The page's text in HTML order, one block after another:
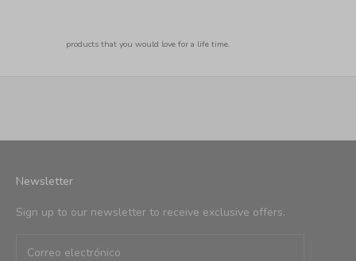
products that you would love for a life time.
Newsletter
Sign up to our newsletter to receive exclusive offers.